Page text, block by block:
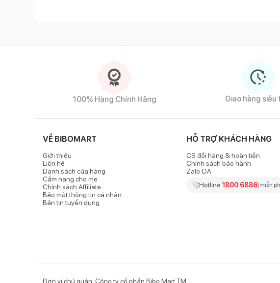
Sữa bầu
Đặc điểm nổi bật của sản phẩm
-
hương vani có hàm lượng
trúc và chức năng của bộ não suốt 3 tháng cuối thai kỳ và sau khi
mang thai và cho con bú để giúp trẻ phát triển thị giác và chức năng
- Sữa chứa hàm lượng Choline cao, hỗ trợ phát triển não bộ, giúp tổng
trí nhớ và khả năng học hỏi sau này.
- Sản phẩm bổ sung chất xơ giúp giảm táo bón và hỗ trợ sức khỏe
100% Hàng Chính Hãng Giao hàng siêu
VỀ BIBOMART
Giới thiệu
Liên hệ
Danh sách cửa hàng
Cẩm nang cho mẹ
Chính sách Affiliate
Bảo mật thông tin cá nhân
Bản tin tuyển dụng
HỖ TRỢ KHÁCH HÀNG
CS đổi hàng & hoàn tiền
Chính sách bảo hành
Zalo OA
Hotline 1800 6886(miễn
Đơn vị chủ quản: Công ty cổ phần Bibo Mart TM